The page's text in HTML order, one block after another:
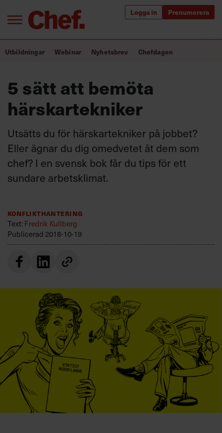
Logga in Prenumerera
Logga in
Prenumerera
Annonsera
Kundservice
Villkor och policy för
personuppgiftsbehandling
Bra ledare förändrar världen
Utbildning för ledare
Chefakademin+
Populära utbildningar
Utbildningar Webinar Nyhetsbrev Chefdagen
5 sätt att bemöta
härskartekniker
Utsätts du för härskartekniker på jobbet?
Eller ägnar du dig omedvetet åt dem som
chef? I en svensk bok får du tips för ett
sundare arbetsklimat.
Konflikthantering
Text:Fredrik Kullberg
Publicerad 2018-10-19